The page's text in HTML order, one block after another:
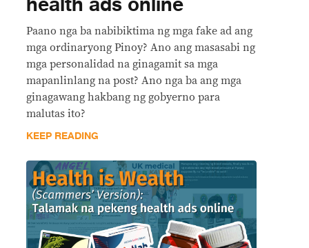
Paano nga ba nabibiktima ng mga fake ad ang
mga ordinaryong Pinoy? Ano ang masasabi ng
mga personalidad na ginagamit sa mga
mapanlinlang na post? Ano nga ba ang mga
ginagawang hakbang ng gobyerno para
malutas ito?
KEEP READING